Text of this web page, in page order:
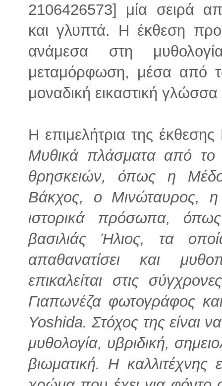
2106426573] μία σειρά
και γλυπτά. Η έκθεση
ανάμεσα στη
μεταμόρφωση, μέσα από
μοναδική εικαστική
Η επιμελήτρια της
Μυθικά πλάσματα από
θρησκειών, όπως η
Βάκχος, ο Μινώταυρος,
ιστορικά πρόσωπα,
βασιλιάς Ήλιος, τα
απαθανατίσει και
επικαλείται στις
Γιαπωνέζα φωτογράφος
Yoshida. Στόχος της είναι
μυθολογία, υβριδική,
βιωματική. Η καλλιτέχνης